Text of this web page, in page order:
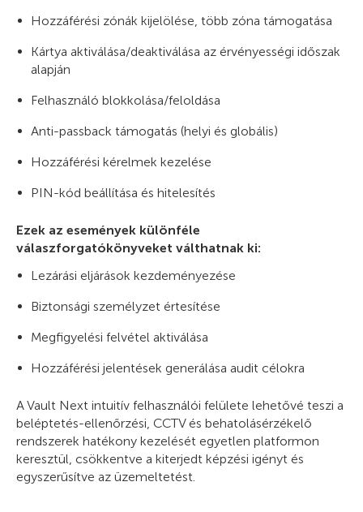
Hozzáférési zónák kijelölése, több zóna támogatása
Kártya aktiválása/deaktiválása az érvényességi időszak
alapján
Felhasználó blokkolása/feloldása
Anti-passback támogatás (helyi és globális)
Hozzáférési kérelmek kezelése
PIN-kód beállítása és hitelesítés
Ezek az események különféle
válaszforgatókönyveket válthatnak ki:
Lezárási eljárások kezdeményezése
Biztonsági személyzet értesítése
Megfigyelési felvétel aktiválása
Hozzáférési jelentések generálása audit célokra
A Vault Next intuitív felhasználói felülete lehetővé teszi a
beléptetés-ellenőrzési, CCTV és behatolásérzékelő
rendszerek hatékony kezelését egyetlen platformon
keresztül, csökkentve a kiterjedt képzési igényt és
egyszerűsítve az üzemeltetést.